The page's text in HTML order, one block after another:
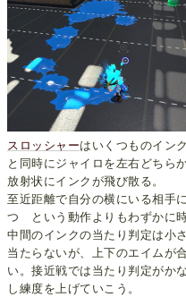
スロッシャーはいくつものイン
と同時にジャイロを左右どちら
放射状にインクが飛び散る。
至近距離で自分の横にいる相手
つ という動作よりもわずかに時
中間のインクの当たり判定は小
当たらないが、上下のエイムが
い。接近戦では当たり判定がか
し練度を上げていこう。